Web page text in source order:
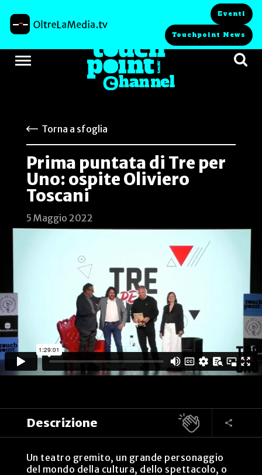
Eventi
Touchpoint News
Torna a sfoglia
Prima puntata di Tre per
Uno: ospite Oliviero
Toscani
5 Maggio 2022
Descrizione
Un teatro gremito, un grande personaggio
del mondo della cultura, dello spettacolo, o